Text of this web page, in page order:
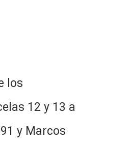
los
12 y 13 a
y Marcos